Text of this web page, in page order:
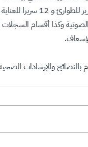
وكذا أقسام السجلات
بالنصائح والإرشادات